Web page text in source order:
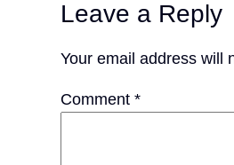
Leave a Reply
Your email address will
Comment *